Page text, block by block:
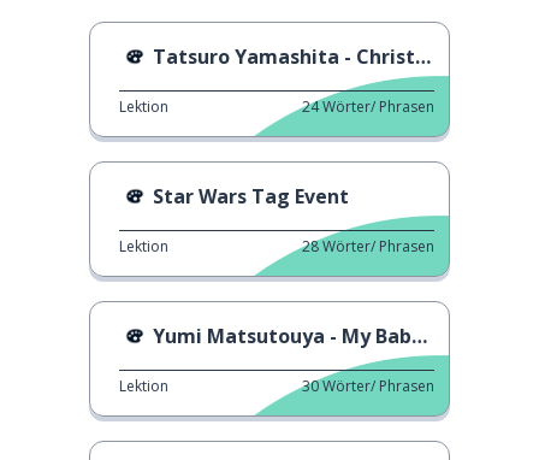
Tatsuro Yamashita - Christmas Eve
Lektion 24Wörter/ Phrasen
Star Wars Tag Event
Lektion 28Wörter/ Phrasen
Yumi Matsutouya - My Baby Santa Claus
Lektion 30Wörter/ Phrasen